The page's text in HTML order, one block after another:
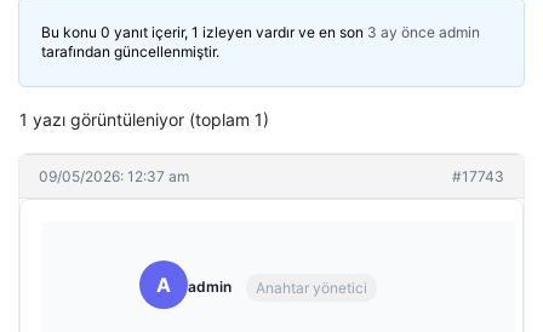
Bu konu 0 yanıt içerir, 1 izleyen vardır ve en son 3 ay önce admin
tarafından güncellenmiştir.
1 yazı görüntüleniyor (toplam 1)
09/05/2026: 12:37 am #17743
A admin Anahtar yönetici